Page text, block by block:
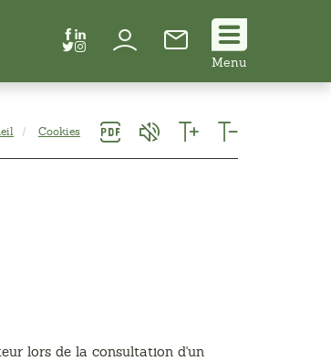
Suivez
!
Menu
Cookies
lors de la consultation d'un